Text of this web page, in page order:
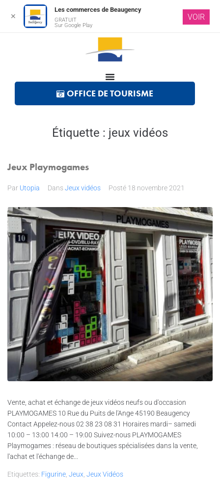
OFFICE DE TOURISME
Étiquette : jeux vidéos
Jeux Playmogames
Par Utopia DansJeux vidéos Posté 18 novembre 2021
Vente, achat et échange de jeux vidéos neufs ou d'occasion
PLAYMOGAMES 10 Rue du Puits de l'Ange 45190 Beaugency
Contact Appelez-nous 02 38 23 08 31 Horaires mardi– samedi
10:00 – 13:00 14:00 – 19:00 Suivez-nous PLAYMOGAMES
Playmogames : réseau de boutiques spécialisées dans la vente,
l'achat et l'échange de...
Etiquettes: Figurine Jeux Jeux Vidéos
✕
Les commerces de Beaugency
GRATUIT
Sur Google Play
VOIR